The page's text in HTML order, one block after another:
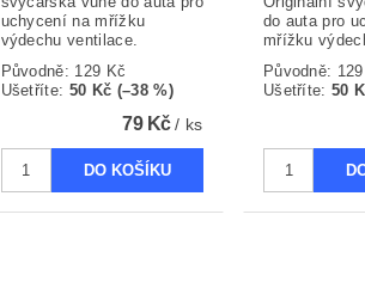
uchycení na mřížku
výdechu ventilace.
Původně: 129 Kč
Ušetříte: 50 Kč (–38 %)
79 Kč/ ks
do auta pro
mřížku
Původně:
Ušetříte:50